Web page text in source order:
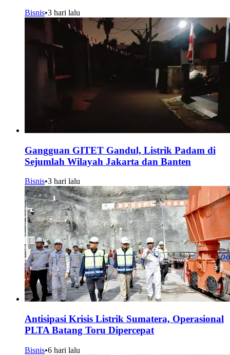
Bisnis•3 hari lalu
Gangguan GITET Gandul, Listrik Padam di
Sejumlah Wilayah Jakarta dan Banten
Bisnis•3 hari lalu
Antisipasi Krisis Listrik Sumatera, Operasional
PLTA Batang Toru Dipercepat
Bisnis•6 hari lalu